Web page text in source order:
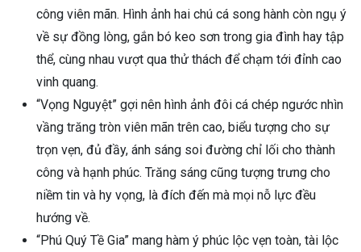
công viên mãn. Hình ảnh hai chú cá song hành còn ngụ ý
về sự đồng lòng, gắn bó keo sơn trong gia đình hay tập
thể, cùng nhau vượt qua thử thách để chạm tới đỉnh cao
vinh quang.
“Vọng Nguyệt” gợi nên hình ảnh đôi cá chép ngước nhìn
vầng trăng tròn viên mãn trên cao, biểu tượng cho sự
trọn vẹn, đủ đầy, ánh sáng soi đường chỉ lối cho thành
công và hạnh phúc. Trăng sáng cũng tượng trưng cho
niềm tin và hy vọng, là đích đến mà mọi nỗ lực đều
hướng về.
“Phú Quý Tề Gia” mang hàm ý phúc lộc vẹn toàn, tài lộc